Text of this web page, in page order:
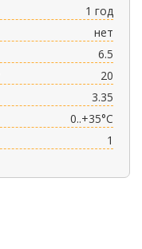
1 год
нет
6.5
20
3.35
0..+35°C
1